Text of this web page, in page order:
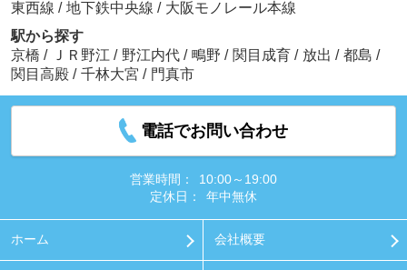
東西線 / 地下鉄中央線 / 大阪モノレール本線
駅から探す
京橋 / ＪＲ野江 / 野江内代 / 鴫野 / 関目成育 / 放出 / 都島 /
関目高殿 / 千林大宮 / 門真市
電話でお問い合わせ
営業時間：
10:00～19:00
定休日：
年中無休
ホーム 会社概要